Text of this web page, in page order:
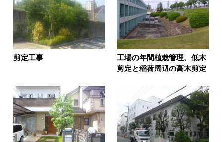
剪定工事
工場の年間植栽管理、低木
剪定と稲荷周辺の高木剪定